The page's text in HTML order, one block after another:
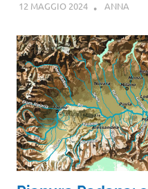
12 MAGGIO 2024 ANNA